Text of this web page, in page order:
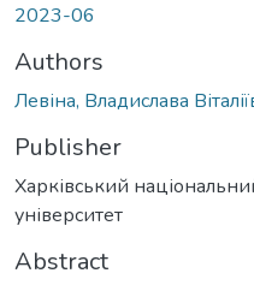
2023-06
Authors
Левіна, Владислава
Publisher
Харківський
університет
Abstract